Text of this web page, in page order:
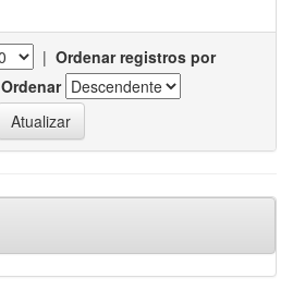
| Ordenar registros por
Ordenar